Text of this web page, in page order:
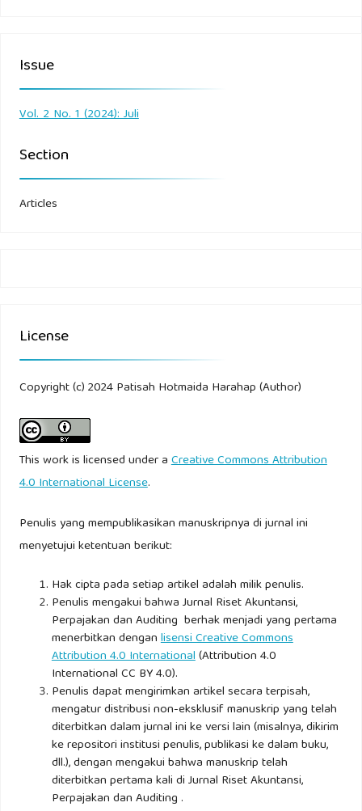
Issue
Vol. 2 No. 1 (2024): Juli
Section
Articles
License
Copyright (c) 2024 Patisah Hotmaida Harahap (Author)
This work is licensed under aCreative Commons Attribution
4.0 International License.
Penulis yang mempublikasikan manuskripnya di jurnal ini
menyetujui ketentuan berikut:
Hak cipta pada setiap artikel adalah milik penulis.
Penulis mengakui bahwa Jurnal Riset Akuntansi,
Perpajakan dan Auditing berhak menjadi yang pertama
menerbitkan denganlisensi Creative Commons
Attribution 4.0 International(Attribution 4.0
International CC BY 4.0).
Penulis dapat mengirimkan artikel secara terpisah,
mengatur distribusi non-eksklusif manuskrip yang telah
diterbitkan dalam jurnal ini ke versi lain (misalnya, dikirim
ke repositori institusi penulis, publikasi ke dalam buku,
dll.), dengan mengakui bahwa manuskrip telah
diterbitkan pertama kali di Jurnal Riset Akuntansi,
Perpajakan dan Auditing .